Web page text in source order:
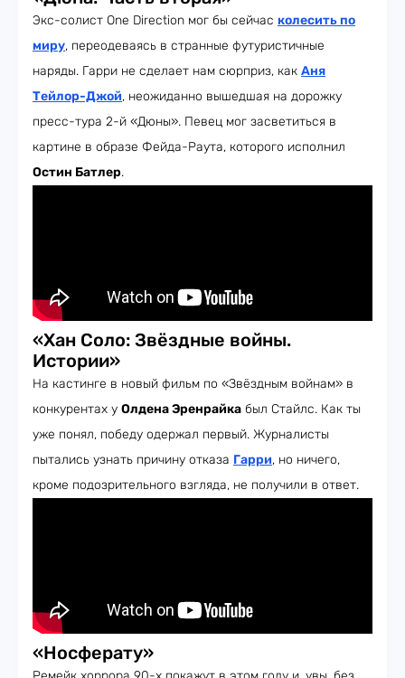
Экс-солист One Direction мог бы сейчас колесить по
миру, переодеваясь в странные футуристичные
наряды. Гарри не сделает нам сюрприз, как Аня
Тейлор-Джой, неожиданно вышедшая на дорожку
пресс-тура 2-й «Дюны». Певец мог засветиться в
картине в образе Фейда-Раута, которого исполнил
Остин Батлер.
«Хан Соло: Звёздные войны.
Истории»
На кастинге в новый фильм по «Звёздным войнам» в
конкурентах у Олдена Эренрайка был Стайлс. Как ты
уже понял, победу одержал первый. Журналисты
пытались узнать причину отказа Гарри, но ничего,
кроме подозрительного взгляда, не получили в ответ.
«Носферату»